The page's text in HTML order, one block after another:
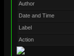
Author
Date and Time
Label
Action